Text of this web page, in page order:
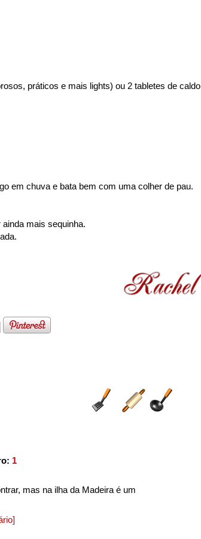
práticos e mais lights) ou 2 tabletes de caldo
em chuva e bata bem com uma colher de pau.
mais sequinha.
1
mas na ilha da Madeira é um